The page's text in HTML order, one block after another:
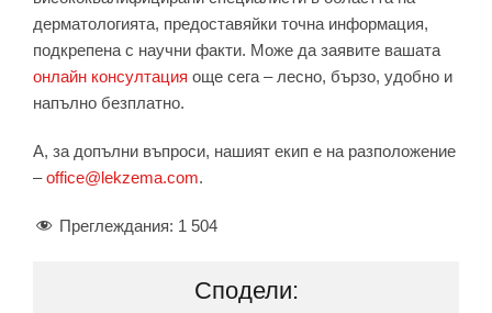
дерматологията, предоставяйки точна информация,
подкрепена с научни факти. Може да заявите вашата
онлайн консултация още сега – лесно, бързо, удобно и
напълно безплатно.
А, за допълни въпроси, нашият екип е на разположение
–office@lekzema.com.
Преглеждания: 1 504
Сподели: